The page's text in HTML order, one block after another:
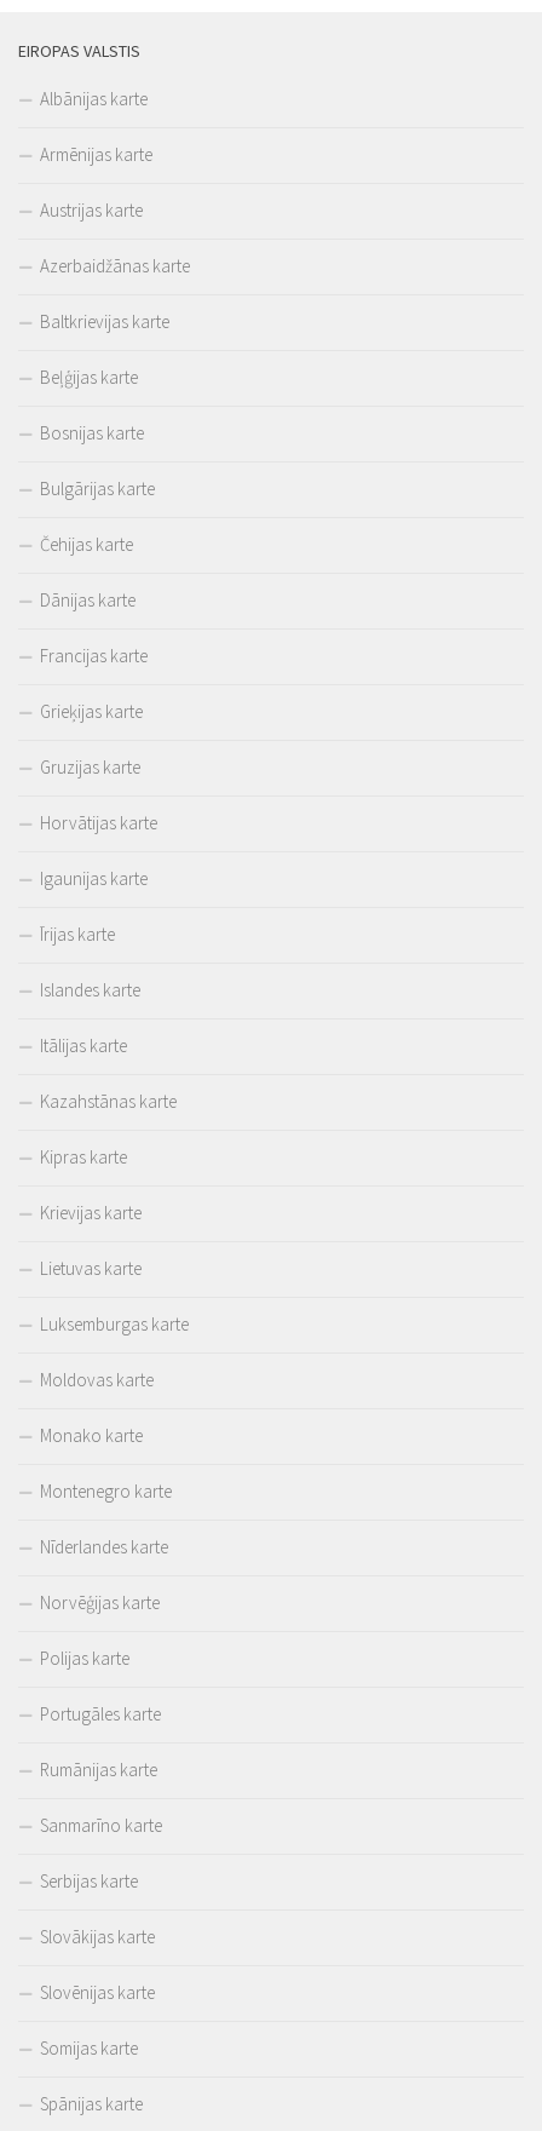
EIROPAS VALSTIS
Albānijas karte
Armēnijas karte
Austrijas karte
Azerbaidžānas karte
Baltkrievijas karte
Beļģijas karte
Bosnijas karte
Bulgārijas karte
Čehijas karte
Dānijas karte
Francijas karte
Grieķijas karte
Gruzijas karte
Horvātijas karte
Igaunijas karte
Īrijas karte
Islandes karte
Itālijas karte
Kazahstānas karte
Kipras karte
Krievijas karte
Lietuvas karte
Luksemburgas karte
Moldovas karte
Monako karte
Montenegro karte
Nīderlandes karte
Norvēģijas karte
Polijas karte
Portugāles karte
Rumānijas karte
Sanmarīno karte
Serbijas karte
Slovākijas karte
Slovēnijas karte
Somijas karte
Spānijas karte